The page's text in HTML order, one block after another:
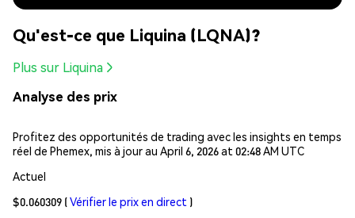
Qu'est-ce que Liquina (LQNA)?
Plus sur Liquina
Analyse des prix
Profitez des opportunités de trading avec les insights en temps
réel de Phemex, mis à jour au April 6, 2026 at 02:48 AM UTC
Actuel
$0.060309 (Vérifier le prix en direct )